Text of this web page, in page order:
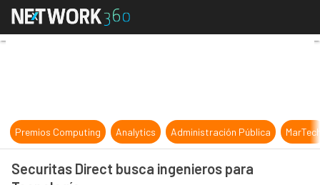
Securitas Direct busca ingenieros
Premios Computing Analytics Administración Pública
Securitas Direct busca ingenieros para